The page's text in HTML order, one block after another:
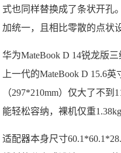
式也同样替换成了条状开孔
加统一，且相比零散的点状
华为MateBook D 14锐龙版
上一代的MateBook D 15.6
（297*210mm）仅大了不
能轻松容纳，裸机仅重
适配器本身尺寸